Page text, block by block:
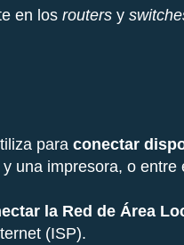
en los routers y
para conectar
una impresora, o entre
la Red de Área
(ISP).